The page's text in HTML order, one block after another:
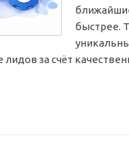
быстрее.
за счёт